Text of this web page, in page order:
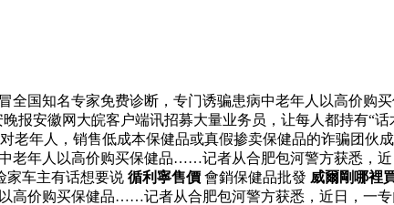
全国知名专家免费诊断，专门诱骗患病中老年人以高价
报安徽网大皖客户端讯招募大量业务员，让每人都持有“
年人，销售低成本保健品或真假掺卖保健品的诈骗团伙
老年人以高价购买保健品……记者从合肥包河警方获悉，
家车主有话想要说 循利寧售價 會銷保健品批發 威爾剛哪裡
高价购买保健品……记者从合肥包河警方获悉，近日，一